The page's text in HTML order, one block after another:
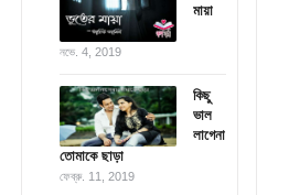
মায়া
নভে. 4, 2019
কিছু
ভাল
লাগেনা
তোমাকে ছাড়া
ফেব্রু. 11, 2019